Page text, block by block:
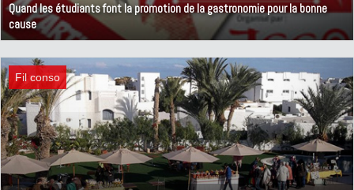
Quand les étudiants font la promotion de la gastronomie pour la bonne
cause
Fil conso